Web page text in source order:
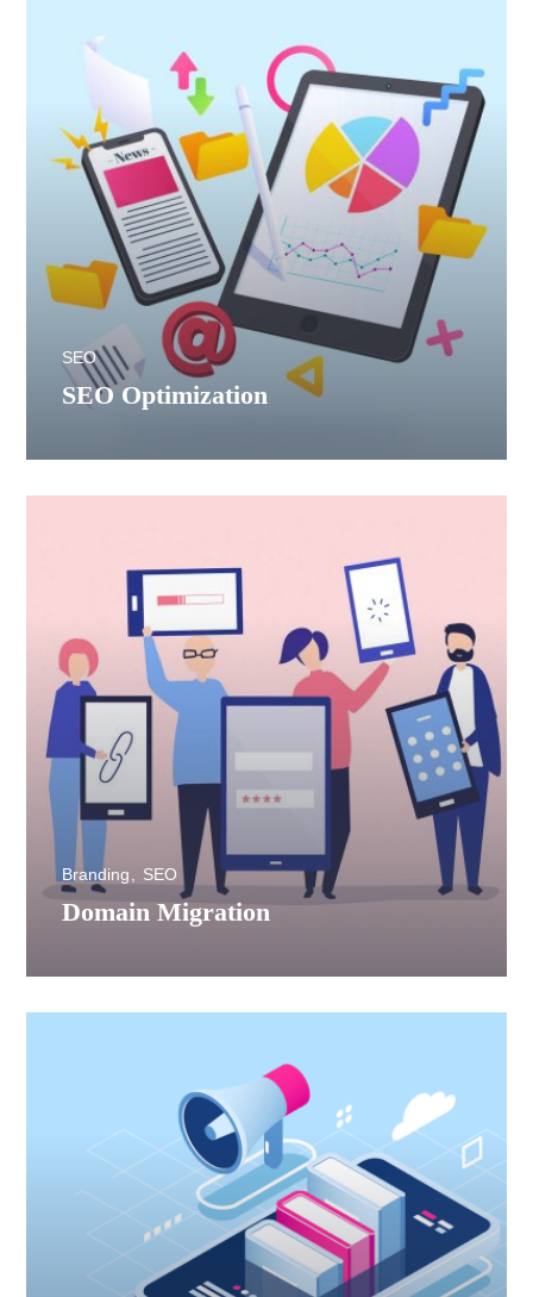
SEO Optimization
SEO
Domain Migration
Branding SEO